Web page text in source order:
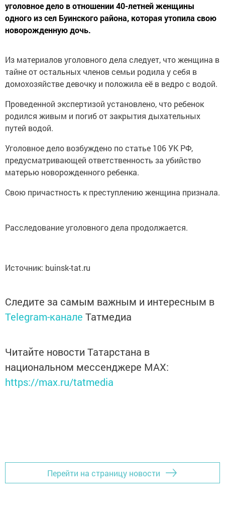
уголовное дело в отношении 40-летней женщины
одного из сел Буинского района, которая утопила свою
новорожденную дочь.
Из материалов уголовного дела следует, что женщина в
тайне от остальных членов семьи родила у себя в
домохозяйстве девочку и положила её в ведро с водой.
Проведенной экспертизой установлено, что ребенок
родился живым и погиб от закрытия дыхательных
путей водой.
Уголовное дело возбуждено по статье 106 УК РФ,
предусматривающей ответственность за убийство
матерью новорожденного ребенка.
Свою причастность к преступлению женщина признала.
Расследование уголовного дела продолжается.
Источник: buinsk-tat.ru
Следите за самым важным и интересным в
Telegram-канале Татмедиа
Читайте новости Татарстана в
национальном мессенджере MАХ:
https://max.ru/tatmedia
Перейти на страницу новости